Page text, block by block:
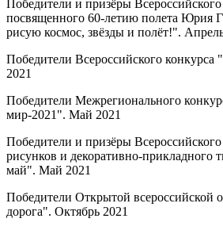
Победители и призёры
посвященного 60-летию полета Юрия
рисую космос, звёзды и полёт!".
Победители Всероссийского
2021
Победители Межрегионального
мир-2021". Май 2021
Победители и призёры Всероссийского
рисунков и декоративно-прикладного
май". Май 2021
Победители Открытой всероссийской
дорога". Октябрь 2021